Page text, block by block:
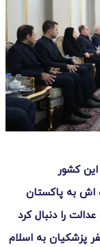
کشور
اش به پاکستان
را دنبال کرد
پزشکیان به اسلام